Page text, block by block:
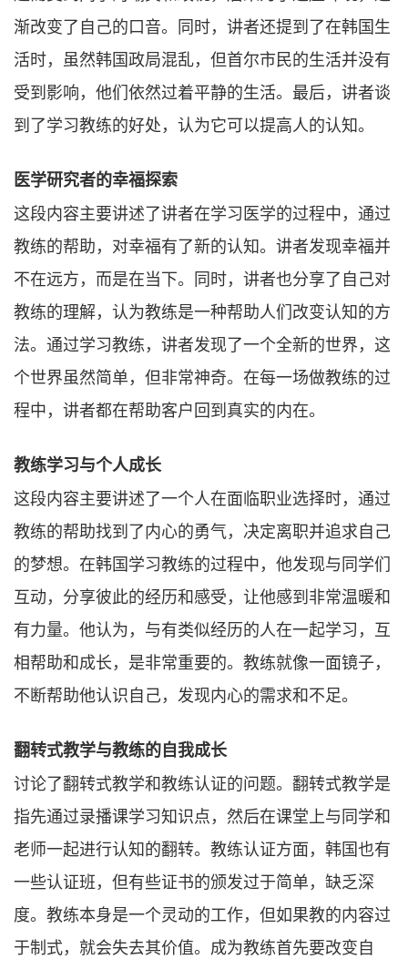
渐改变了自己的口音。同时，讲者还提到了在韩国生
活时，虽然韩国政局混乱，但首尔市民的生活并没有
受到影响，他们依然过着平静的生活。最后，讲者谈
到了学习教练的好处，认为它可以提高人的认知。
医学研究者的幸福探索
这段内容主要讲述了讲者在学习医学的过程中，通过
教练的帮助，对幸福有了新的认知。讲者发现幸福并
不在远方，而是在当下。同时，讲者也分享了自己对
教练的理解，认为教练是一种帮助人们改变认知的方
法。通过学习教练，讲者发现了一个全新的世界，这
个世界虽然简单，但非常神奇。在每一场做教练的过
程中，讲者都在帮助客户回到真实的内在。
教练学习与个人成长
这段内容主要讲述了一个人在面临职业选择时，通过
教练的帮助找到了内心的勇气，决定离职并追求自己
的梦想。在韩国学习教练的过程中，他发现与同学们
互动，分享彼此的经历和感受，让他感到非常温暖和
有力量。他认为，与有类似经历的人在一起学习，互
相帮助和成长，是非常重要的。教练就像一面镜子，
不断帮助他认识自己，发现内心的需求和不足。
翻转式教学与教练的自我成长
讨论了翻转式教学和教练认证的问题。翻转式教学是
指先通过录播课学习知识点，然后在课堂上与同学和
老师一起进行认知的翻转。教练认证方面，韩国也有
一些认证班，但有些证书的颁发过于简单，缺乏深
度。教练本身是一个灵动的工作，但如果教的内容过
于制式，就会失去其价值。成为教练首先要改变自